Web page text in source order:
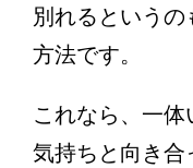
別れるという
方法です。
これなら、一
気持ちと向き